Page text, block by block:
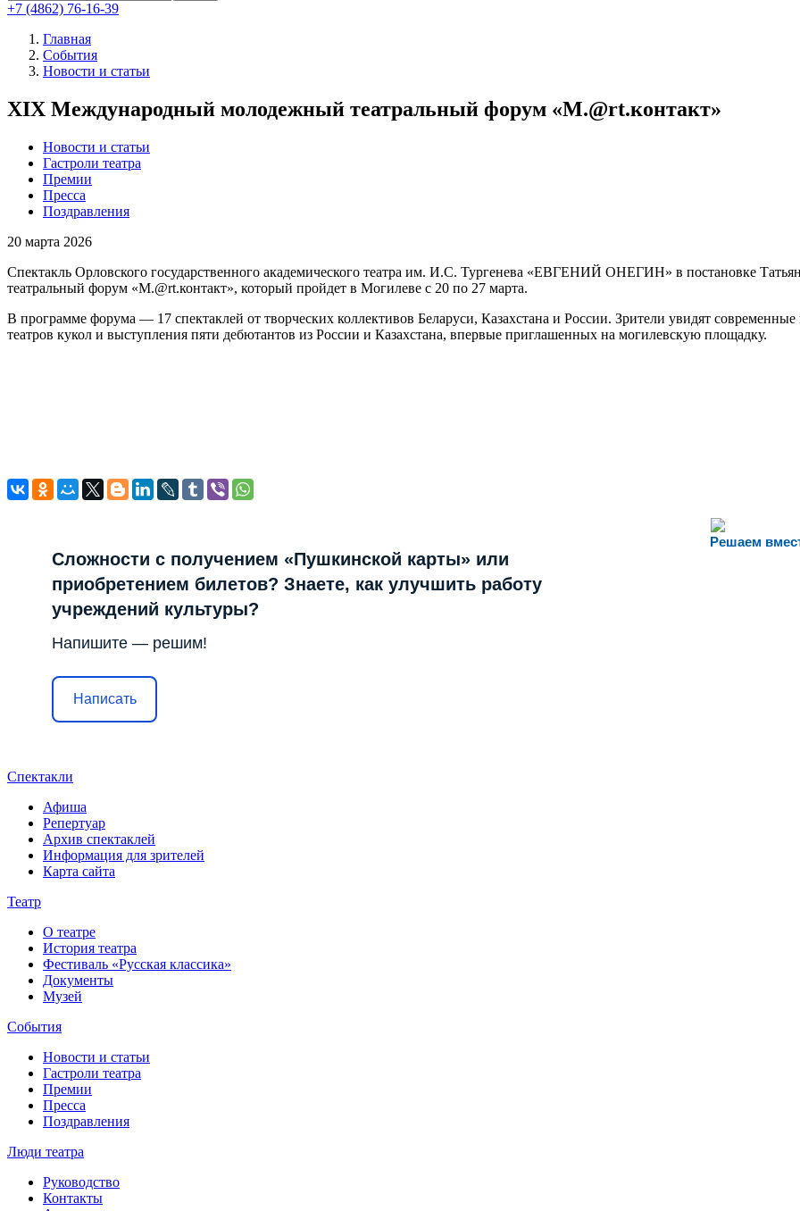
+7 (4862) 76-16-39
Главная
События
Новости и статьи
XIX Международный молодежный театральный форум «M.@rt.контакт»
Новости и статьи
Гастроли театра
Премии
Пресса
Поздравления
20 марта 2026
Спектакль Орловского государственного академического театра им. И.С. Тургенева «ЕВГЕНИЙ ОНЕГИН» в постановке
театральный форум «M.@rt.контакт», который пройдет в Могилеве с 20 по 27 марта.
В программе форума — 17 спектаклей от творческих коллективов Беларуси, Казахстана и России. Зрители увидят
театров кукол и выступления пяти дебютантов из России и Казахстана, впервые приглашенных на могилевскую площадку.
Решаем
Сложности с получением «Пушкинской карты» или
приобретением билетов? Знаете, как улучшить работу
учреждений культуры?
Напишите — решим!
Написать
Спектакли
Афиша
Репертуар
Архив спектаклей
Информация для зрителей
Карта сайта
Театр
О театре
История театра
Фестиваль «Русская классика»
Документы
Музей
События
Новости и статьи
Гастроли театра
Премии
Пресса
Поздравления
Люди театра
Руководство
Контакты